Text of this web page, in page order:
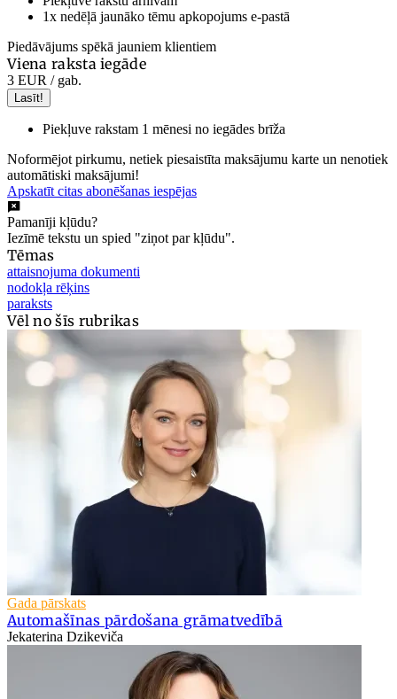
1x nedēļā jaunāko tēmu apkopojums e-pastā
Piedāvājums spēkā jauniem klientiem
Viena raksta iegāde
3 EUR / gab.
Lasīt!
Piekļuve rakstam 1 mēnesi no iegādes brīža
Noformējot pirkumu, netiek piesaistīta maksājumu karte un nenotiek
automātiski maksājumi!
Apskatīt citas abonēšanas iespējas
Pamanīji kļūdu?
Iezīmē tekstu un spied "ziņot par kļūdu".
Tēmas
attaisnojuma dokumenti
nodokļa rēķins
paraksts
Vēl no šīs rubrikas
Gada pārskats
Automašīnas pārdošana grāmatvedībā
Jekaterina Dzikeviča